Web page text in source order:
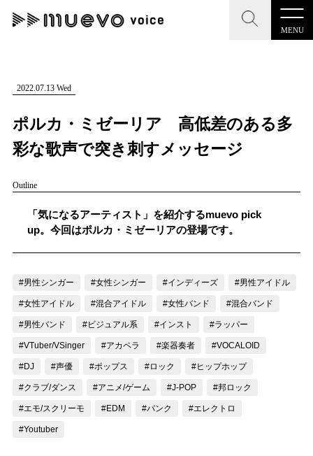
MENU
CLOSE
記事を検索する
人気ワード
#男性SSW #ポップス #女性SSW #ロック
CLOSE
"読者の声を形にする”音楽特化メディア
MENU
記事一覧
お問い合わせ
記事リクエスト
ログイン
LINK
muevoクラウドファンディング
2022.07.13 Wed
ポルカ・ミゼーリア 高低差のある多
彩な歌声で突き刺すメッセージ
Outline
「気になるアーティスト」を紹介するmuevo pick
up。今回はポルカ・ミゼーリアの登場です。
#男性シンガー #女性シンガー #インディーズ #男性アイドル
#女性アイドル #混合アイドル #女性バンド #混合バンド
#男性バンド #ビジュアル系 #インスト #ラッパー
#VTuber/VSinger #アカペラ #楽器奏者 #VOCALOID
#DJ #声優 #ポップス #ロック #ヒップホップ
#クラブ/ダンス #アニメ/ゲーム #J-POP #邦ロック
#エモ/スクリーモ #EDM #パンク #エレクトロ
#Youtuber